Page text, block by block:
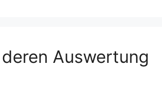
Auswertung